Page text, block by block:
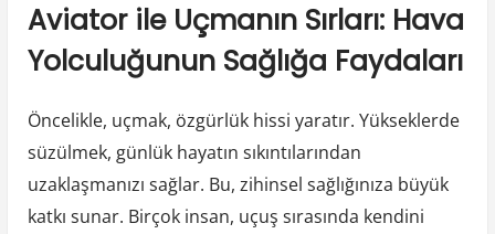
Aviator ile Uçmanın Sırları: Hava
Yolculuğunun Sağlığa Faydaları
Öncelikle, uçmak, özgürlük hissi yaratır. Yükseklerde
süzülmek, günlük hayatın sıkıntılarından
uzaklaşmanızı sağlar. Bu, zihinsel sağlığınıza büyük
katkı sunar. Birçok insan, uçuş sırasında kendini